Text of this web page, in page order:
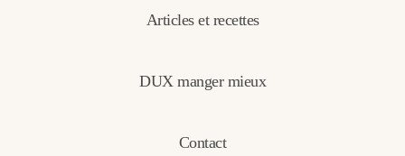
Articles et recettes
DUX manger mieux
Contact